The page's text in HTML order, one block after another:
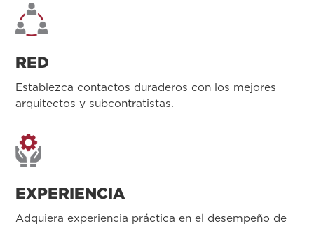
RED
Establezca contactos duraderos con los mejores
arquitectos y subcontratistas.
EXPERIENCIA
Adquiera experiencia práctica en el desempeño de